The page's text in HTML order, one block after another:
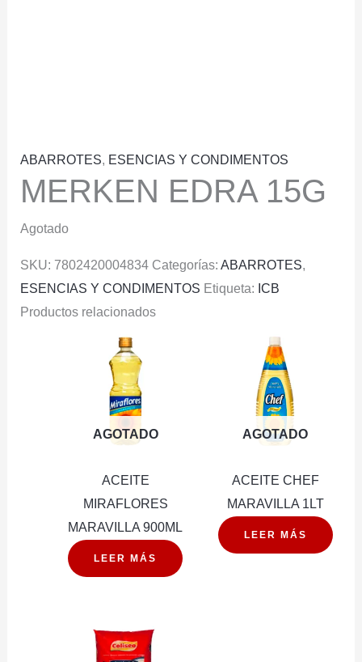
ABARROTES, ESENCIAS Y CONDIMENTOS
MERKEN EDRA 15G
Agotado
SKU: 7802420004834 Categorías: ABARROTES,
ESENCIAS Y CONDIMENTOS Etiqueta: ICB
Productos relacionados
AGOTADO
ACEITE
MIRAFLORES
MARAVILLA 900ML
LEER MÁS
AGOTADO
ACEITE CHEF
MARAVILLA 1LT
LEER MÁS